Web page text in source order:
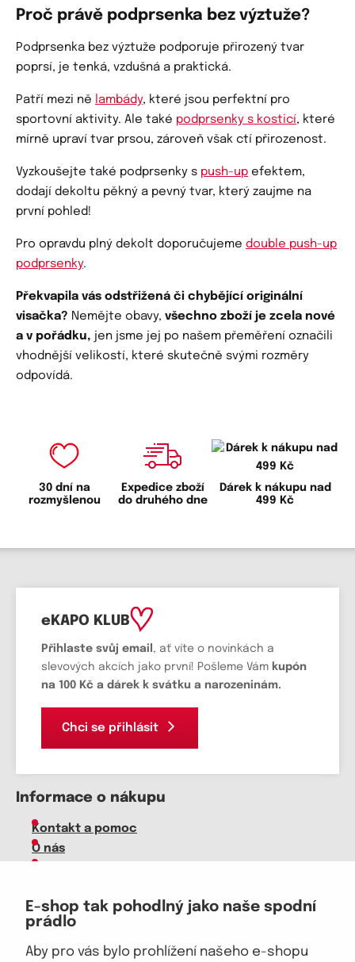
E-shop tak pohodlný jako naše spodní
prádlo
Aby pro vás bylo prohlížení našeho e-shopu
Proč právě podprsenka bez výztuže?
Podprsenka bez výztuže podporuje přirozený tvar
poprsí, je tenká, vzdušná a praktická.
Patří mezi ně lambády, které jsou perfektní pro
sportovní aktivity. Ale také podprsenky s kosticí, které
mírně upraví tvar prsou, zároveň však ctí přirozenost.
Vyzkoušejte také podprsenky s push-up efektem,
dodají dekoltu pěkný a pevný tvar, který zaujme na
první pohled!
Pro opravdu plný dekolt doporučujeme double push-up
podprsenky.
Překvapila vás odstřižená či chybějící originální
visačka? Nemějte obavy, všechno zboží je zcela nové
a v pořádku, jen jsme jej po našem přeměření označili
vhodnější velikostí, které skutečně svými rozměry
odpovídá.
30 dní na
rozmyšlenou
Expedice zboží
do druhého dne
Dárek k nákupu nad
499 Kč
eKAPO KLUB
Přihlaste svůj email , ať víte o novinkách a
slevových akcích jako první! Pošleme Vám kupón
na 100 Kč a dárek k svátku a narozeninám.
Chci se přihlásit
Informace o nákupu
Kontakt a pomoc
O nás
Velkoobchod
Vrácení zboží, reklamace
Obchodní podmínky